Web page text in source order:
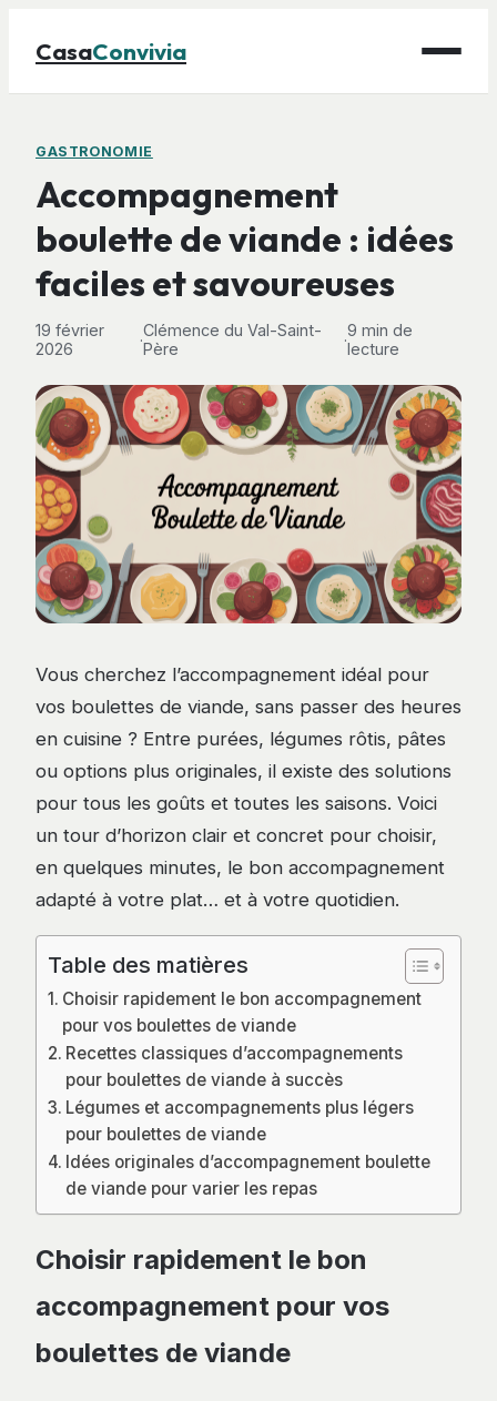
CasaConvivia
Maison
Bricolage
Déco
Gastronomie
GASTRONOMIE
Accompagnement
boulette de viande : idées
faciles et savoureuses
19 février
2026
·Clémence du Val-Saint-
Père
·9 min de
lecture
Vous cherchez l’accompagnement idéal pour
vos boulettes de viande, sans passer des heures
en cuisine ? Entre purées, légumes rôtis, pâtes
ou options plus originales, il existe des solutions
pour tous les goûts et toutes les saisons. Voici
un tour d’horizon clair et concret pour choisir,
en quelques minutes, le bon accompagnement
adapté à votre plat… et à votre quotidien.
Table des matières
Choisir rapidement le bon accompagnement
pour vos boulettes de viande
Recettes classiques d’accompagnements
pour boulettes de viande à succès
Légumes et accompagnements plus légers
pour boulettes de viande
Idées originales d’accompagnement boulette
de viande pour varier les repas
Choisir rapidement le bon
accompagnement pour vos
boulettes de viande